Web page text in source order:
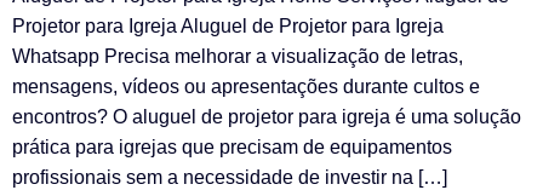
Projetor para Igreja Aluguel de Projetor para Igreja
Whatsapp Precisa melhorar a visualização de letras,
mensagens, vídeos ou apresentações durante cultos e
encontros? O aluguel de projetor para igreja é uma solução
prática para igrejas que precisam de equipamentos
profissionais sem a necessidade de investir na […]